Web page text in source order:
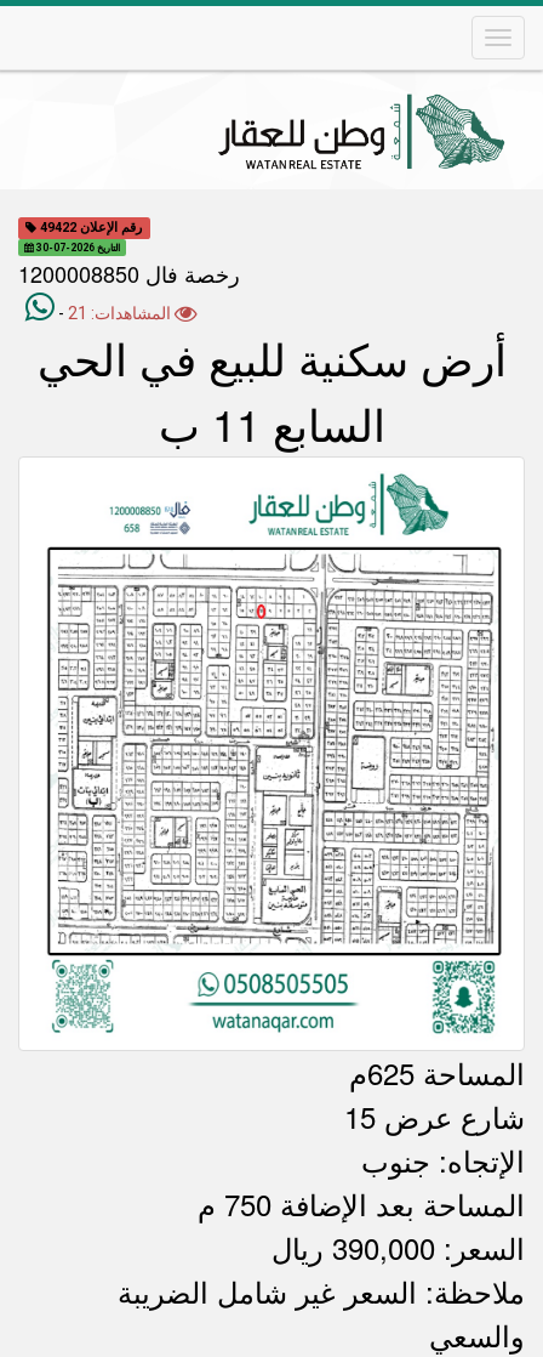
Skip
رقم الإعلان 49422
التاريخ 2026-07-30
رخصة فال 1200008850
-
أرض سكنية للبيع في الحي
السابع 11 ب
المساحة 625م
شارع عرض 15
الإتجاه: جنوب
المساحة بعد الإضافة 750 م
السعر: 390,000 ريال
ملاحظاتملاحظة: السعر غير شامل الضريبة
والسعي